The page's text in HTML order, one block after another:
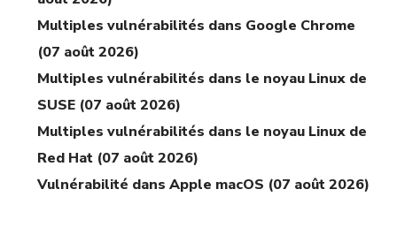
Multiples vulnérabilités dans Google Chrome
(07 août 2026)
Multiples vulnérabilités dans le noyau Linux de
SUSE (07 août 2026)
Multiples vulnérabilités dans le noyau Linux de
Red Hat (07 août 2026)
Vulnérabilité dans Apple macOS (07 août 2026)